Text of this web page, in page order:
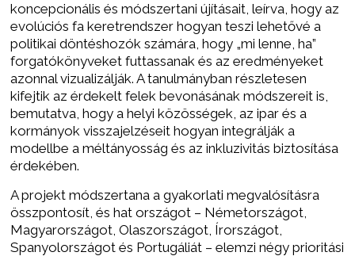
koncepcionális és módszertani újításait, leírva, hogy az
evolúciós fa keretrendszer hogyan teszi lehetővé a
politikai döntéshozók számára, hogy „mi lenne, ha”
forgatókönyveket futtassanak és az eredményeket
azonnal vizualizálják. A tanulmányban részletesen
kifejtik az érdekelt felek bevonásának módszereit is,
bemutatva, hogy a helyi közösségek, az ipar és a
kormányok visszajelzéseit hogyan integrálják a
modellbe a méltányosság és az inkluzivitás biztosítása
érdekében.
A projekt módszertana a gyakorlati megvalósításra
összpontosít, és hat országot – Németországot,
Magyarországot, Olaszországot, Írországot,
Spanyolországot és Portugáliát – elemzi négy prioritási